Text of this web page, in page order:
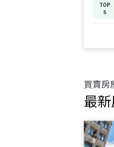
TOP
5
買賣房
最